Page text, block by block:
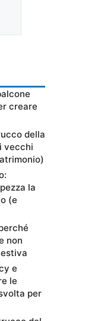
creare
della
vecchi
la
(e
non
e
le
per